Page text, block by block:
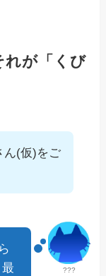
れが「くび
ん(仮)をご
???